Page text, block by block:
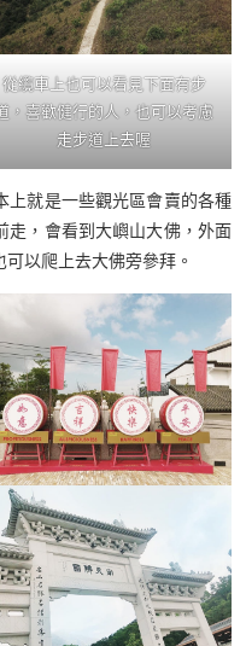
從纜車上也可以看見下面有步
，喜歡健行的人，也可以考慮
走步道上去喔
上就是一些觀光區會賣的各種
走，會看到大嶼山大佛，外面
以爬上去大佛旁參拜。